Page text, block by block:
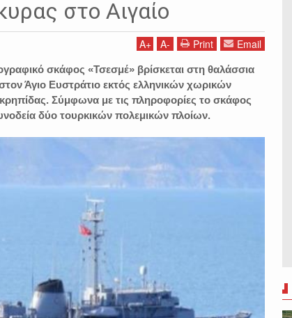
στο Αιγαίο
A+ A- Print Email
σκάφος «Τσεσμέ» βρίσκεται στη θαλάσσια
Άγιο Ευστράτιο εκτός ελληνικών χωρικών
Σύμφωνα με τις πληροφορίες το σκάφος
δύο τουρκικών πολεμικών πλοίων.